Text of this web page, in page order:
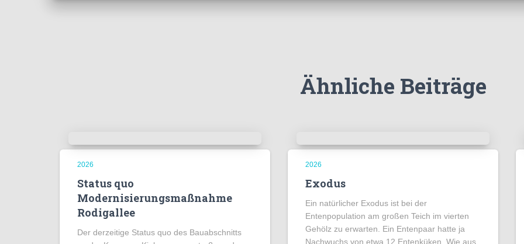
Ähnliche Beiträge
2026
Status quo
Modernisierungsmaßnahme
Rodigallee
Der derzeitige Status quo des Bauabschnitts
2026
Exodus
Ein natürlicher Exodus ist bei der
Entenpopulation am großen Teich im vierten
Gehölz zu erwarten. Ein Entenpaar hatte ja
Nachwuchs von etwa 12 Entenküken. Wie aus